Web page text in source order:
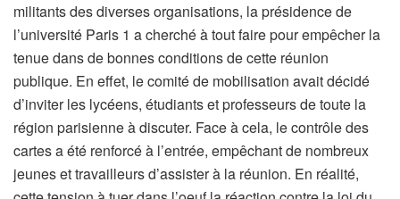
militants des diverses organisations, la présidence de
l’université Paris 1 a cherché à tout faire pour empêcher la
tenue dans de bonnes conditions de cette réunion
publique. En effet, le comité de mobilisation avait décidé
d’inviter les lycéens, étudiants et professeurs de toute la
région parisienne à discuter. Face à cela, le contrôle des
cartes a été renforcé à l’entrée, empêchant de nombreux
jeunes et travailleurs d’assister à la réunion. En réalité,